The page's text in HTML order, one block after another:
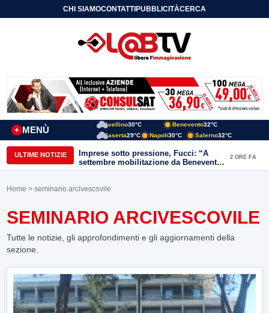
CHI SIAMOCONTATTIPUBBLICITÀCERCA
MENÙ
+
Avellino30°C Benevento32°C
Caserta29°C Napoli30°C Salerno32°C
ULTIME NOTIZIE
Imprese sotto pressione, Fucci: “A
settembre mobilitazione da Benevento
e Avellino”
2 ORE FA
Home > seminario arcivescovile
SEMINARIO ARCIVESCOVILE
Tutte le notizie, gli approfondimenti e gli aggiornamenti della
sezione.